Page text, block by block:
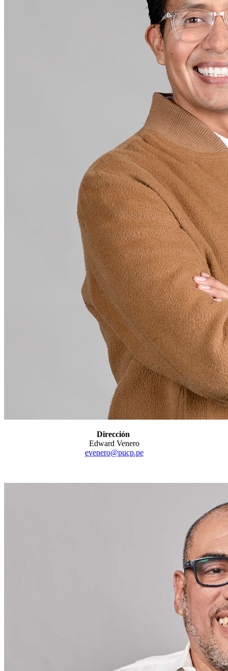
Dirección
Edward Venero
evenero@pucp.pe